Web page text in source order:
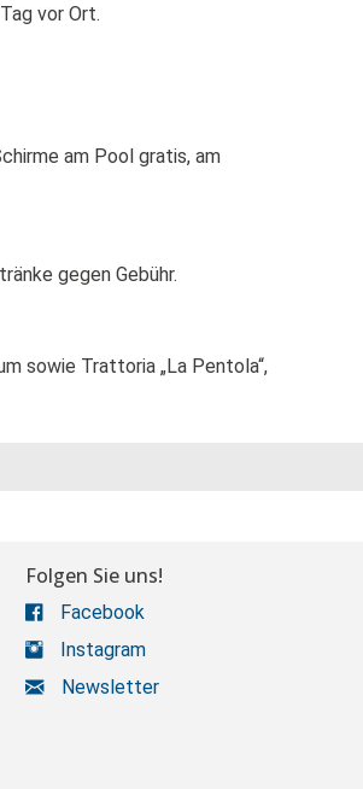
vor Ort.
am Pool gratis, am
gegen Gebühr.
sowie Trattoria „La Pentola“,
Folgen Sie uns!
Facebook
Instagram
Newsletter